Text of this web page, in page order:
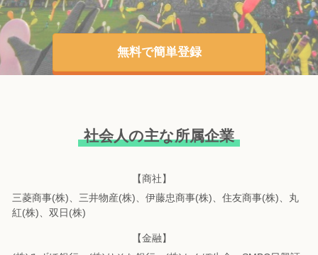
無料で簡単登録
社会人の主な所属企業
【商社】
三菱商事(株)、三井物産(株)、伊藤忠商事(株)、住友商事(株)、丸
紅(株)、双日(株)
【金融】